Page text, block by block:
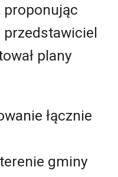
proponując
przedstawiciel
plany
łącznie
gminy